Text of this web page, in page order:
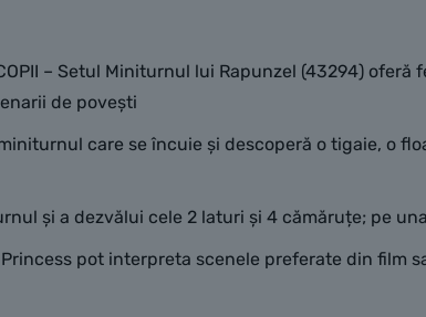
COPII – Setul Miniturnul lui Rapunzel (43294)
de povești
miniturnul care se încuie și descoperă o tigaie,
și a dezvălui cele 2 laturi și 4 cămăruțe; pe
Princess pot interpreta scenele preferate din